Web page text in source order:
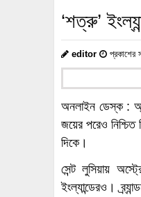
‘শত্রু’
editor
অনলাইন ডেস্ক :
জয়ের পরেও নিশ্চিত
দিকে।
সেন্ট লুসিয়ায়
ইংল্যান্ডেরও।